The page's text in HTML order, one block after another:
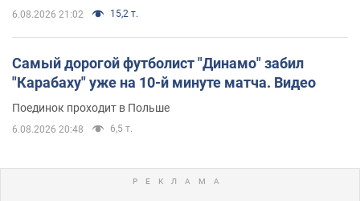
6.08.2026 21:02 15,2 т.
Самый дорогой футболист "Динамо" забил
"Карабаху" уже на 10-й минуте матча. Видео
Поединок проходит в Польше
6.08.2026 20:48 6,5 т.